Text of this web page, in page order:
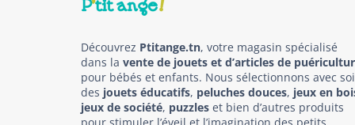
Découvrez Ptitange.tn, votre magasin spécialisé
dans la vente de jouets et d’articles de
pour bébés et enfants. Nous sélectionnons avec
des jouets éducatifs, peluches douces, jeux en
jeux de société, puzzles et bien d’autres produits